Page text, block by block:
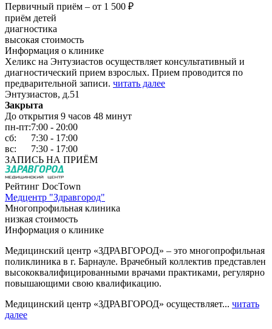
Первичный приём – от 1 500 ₽
приём детей
диагностика
высокая стоимость
Информация о клинике
Хеликс на Энтузиастов осуществляет консультативный и
диагностический прием взрослых. Прием проводится по
предварительной записи. читать далее
Энтузиастов, д.51
Закрыта
До открытия 9 часов 48 минут
пн-пт:7:00 - 20:00
сб:
7:30 - 17:00
вс:
7:30 - 17:00
ЗАПИСЬ НА ПРИЁМ
Рейтинг DocTown
Медцентр "Здравгород"
Многопрофильная клиника
низкая стоимость
Информация о клинике
Медицинский центр «ЗДРАВГОРОД» – это многопрофильная
поликлиника в г. Барнауле. Врачебный коллектив представлен
высококвалифицированными врачами практиками, регулярно
повышающими свою квалификацию.
Медицинский центр «ЗДРАВГОРОД» осуществляет... читать
далее